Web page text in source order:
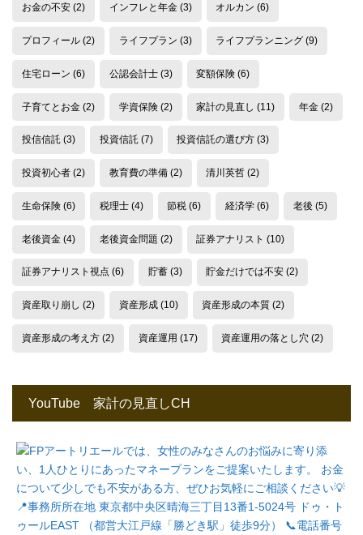
お金の不安(2) インフレと年金(3) オルカン (6)
プロフィール(2) ライフプラン (3) ライフプランニング (9)
住宅ローン (6) 公認会計士(3) 変額保険 (6)
子育てとお金(2) 学資保険(2) 家計の見直し (11) 年金 (2)
投信信託(3) 投資信託(7) 投資信託の選び方 (3)
投資初心者(2) 教育費の準備(2) 清川英哲 (2)
生命保険(6) 税理士(4) 節税 (6) 経済学 (6) 老後 (5)
老後資金(4) 老後資金問題 (2) 証券アナリスト (10)
証券アナリスト視点 (6) 貯蓄(3) 貯金だけでは不安 (2)
資産取り崩し (2) 資産形成(10) 資産形成の本質 (2)
資産形成の考え方(2) 資産運用 (17) 資産運用の落とし穴 (2)
YouTube 家計の見直しCH